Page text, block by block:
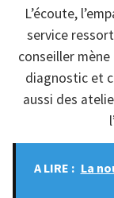
L’écoute,
service
conseiller
diagnostic et
aussi des
A LIRE : La